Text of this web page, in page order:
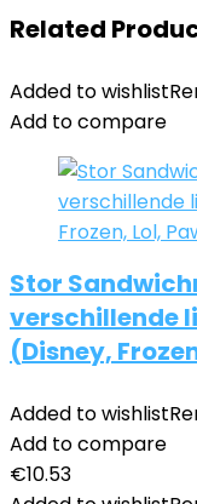
Related
Added to wishlist
Add to compare
Stor
verschillende
(Disney,
Added to wishlist
Add to compare
€10.53